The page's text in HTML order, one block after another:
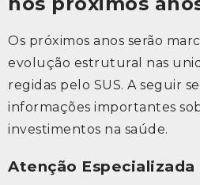
Os próximos anos serão
evolução estrutural nas
regidas pelo SUS. A seguir
informações importantes
investimentos na saúde.
Atenção Especializada